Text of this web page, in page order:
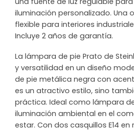
iluminación personalizado. Una
flexible para interiores
Incluye 2 años de garantía.
La lámpara de pie Prato de
y versatilidad en un diseño
de pie metálica negra con
es un atractivo estilo, sino
práctica. Ideal como lámpara
iluminación ambiental en el
estar. Con dos casquillos E14 en